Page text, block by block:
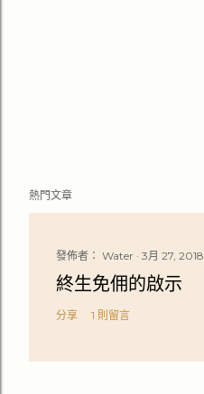
熱門文章
發佈者： Water 3月 27, 2018
終生免佣的啟示
分享 1 則留言